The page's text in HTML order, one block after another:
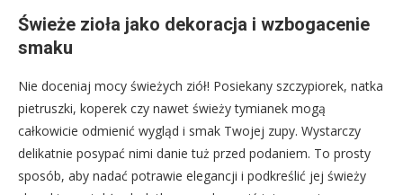
Świeże zioła jako dekoracja i wzbogacenie
smaku
Nie doceniaj mocy świeżych ziół! Posiekany szczypiorek, natka
pietruszki, koperek czy nawet świeży tymianek mogą
całkowicie odmienić wygląd i smak Twojej zupy. Wystarczy
delikatnie posypać nimi danie tuż przed podaniem. To prosty
sposób, aby nadać potrawie elegancji i podkreślić jej świeży